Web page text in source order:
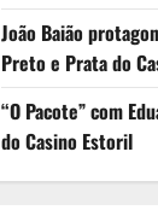
João Baião
Preto e Prata do
“O Pacote” com
do Casino Estoril